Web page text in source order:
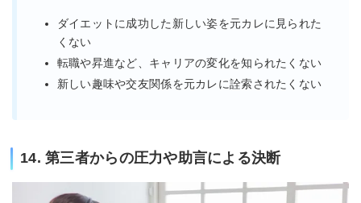
ダイエットに成功した新しい姿を元カレに見られた
くない
転職や昇進など、キャリアの変化を知られたくない
新しい趣味や交友関係を元カレに詮索されたくない
14. 第三者からの圧力や助言による決断